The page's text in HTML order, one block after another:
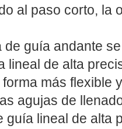
al paso corto, la
de guía andante
lineal de alta
más flexible
agujas de
guía lineal de alta